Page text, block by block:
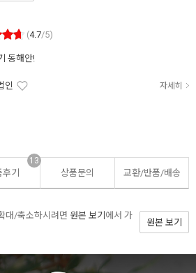
(4.7/5)
동해안!
인 자세히
기
13
상품문의 교환/반품/배송
대/축소하시려면 원본 보기 에서 가
원본 보기